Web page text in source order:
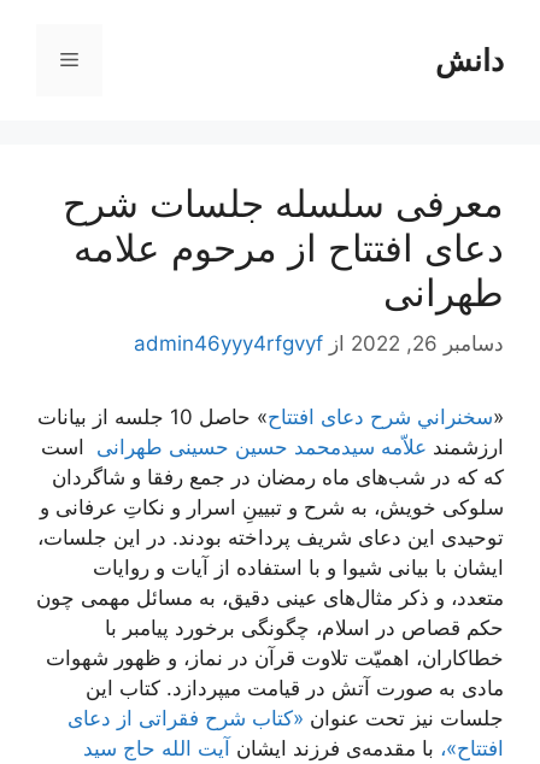
محتوادانش فهرست
معرفی سلسله جلسات شرح
دعای افتتاح از مرحوم علامه
طهرانی
دسامبر 26, 2022 از admin46yyy4rfgvyf
«سخنراني شرح دعای افتتاح
» حاصل 10 جلسه از بیانات
ارزشمند علاّمه سیدمحمد حسین حسینی طهرانی است
که که در شب‌های ماه رمضان در جمع رفقا و شاگردان
سلوکی خویش، به شرح و تبیینِ اسرار و نکاتِ عرفانی و
توحیدی این دعای شریف پرداخته‌ بودند. در این جلسات،
ایشان با بیانی شیوا و با استفاده از آیات و روایات
متعدد، و ذکر مثال‌های عینی دقیق، به مسائل مهمی چون
حکم قصاص در اسلام، چگونگی برخورد پیامبر با
خطاکاران، اهمیّت تلاوت قرآن در نماز، و ظهور شهوات
مادی به صورت آتش در قیامت میپردازد. کتاب این
جلسات نیز تحت عنوان «کتاب شرح فقراتی از دعای
افتتاح»، با مقدمه‌ی فرزند ایشان آیت الله حاج سید